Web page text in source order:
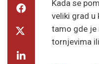
Kada se
veliki grad u
tamo gde je
tornjevima